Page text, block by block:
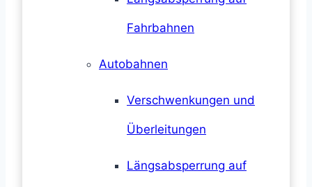
Fahrbahnen
Autobahnen
Verschwenkungen und
Überleitungen
Längsabsperrung auf